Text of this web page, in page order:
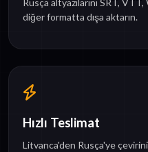
Rusça altyazılarını SRT,
diğer formatta dışa aktarın.
Hızlı Teslimat
Litvanca'den Rusça'ye